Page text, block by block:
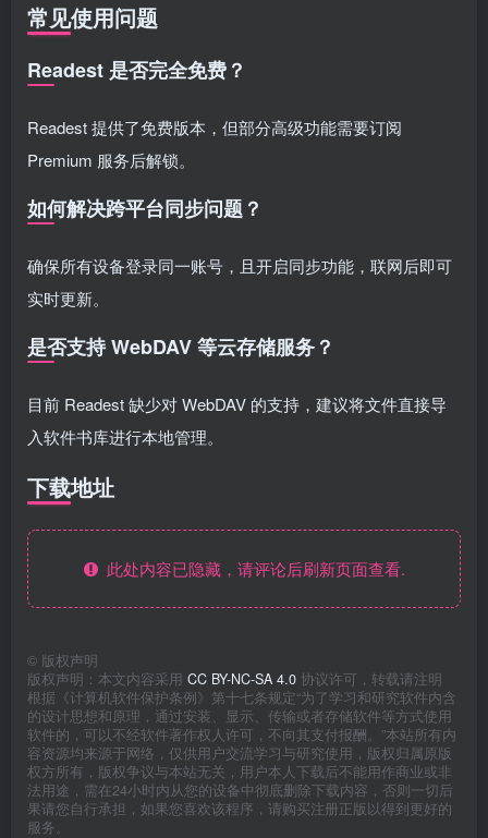
常见使用问题
Readest 是否完全免费？
Readest 提供了免费版本，但部分高级功能需要订阅
Premium 服务后解锁。
如何解决跨平台同步问题？
确保所有设备登录同一账号，且开启同步功能，联网后即可
实时更新。
是否支持 WebDAV 等云存储服务？
目前 Readest 缺少对 WebDAV 的支持，建议将文件直接导
入软件书库进行本地管理。
下载地址
此处内容已隐藏，请评论后刷新页面查看.
© 版权声明
版权声明：本文内容采用 CC BY-NC-SA 4.0 协议许可，转载请注明
根据《计算机软件保护条例》第十七条规定“为了学习和研究软件内含
的设计思想和原理，通过安装、显示、传输或者存储软件等方式使用
软件的，可以不经软件著作权人许可，不向其支付报酬。”本站所有内
容资源均来源于网络，仅供用户交流学习与研究使用，版权归属原版
权方所有，版权争议与本站无关，用户本人下载后不能用作商业或非
法用途，需在24小时内从您的设备中彻底删除下载内容，否则一切后
果请您自行承担，如果您喜欢该程序，请购买注册正版以得到更好的
服务。